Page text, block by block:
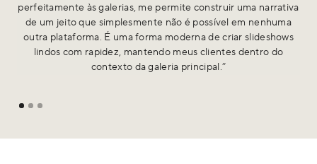
perfeitamente às galerias, me permite construir uma narrativa
de um jeito que simplesmente não é possível em nenhuma
outra plataforma. É uma forma moderna de criar slideshows
lindos com rapidez, mantendo meus clientes dentro do
contexto da galeria principal.”